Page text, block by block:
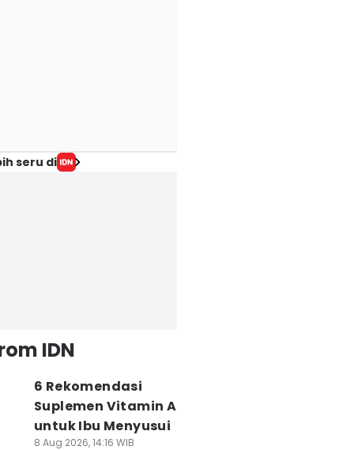
seru di
IDN
6 Rekomendasi
Suplemen Vitamin A
untuk Ibu Menyusui
8 Aug 2026, 14:16 WIB